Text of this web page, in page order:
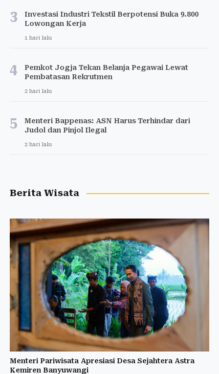
3
Investasi Industri Tekstil Berpotensi Buka 9.800
Lowongan Kerja
1 hari lalu
4
Pemkot Jogja Tekan Belanja Pegawai Lewat
Pembatasan Rekrutmen
2 hari lalu
5
Menteri Bappenas: ASN Harus Terhindar dari
Judol dan Pinjol Ilegal
2 hari lalu
Berita Wisata
Menteri Pariwisata Apresiasi Desa Sejahtera Astra
Kemiren Banyuwangi